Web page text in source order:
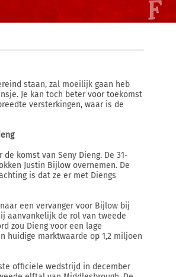
staan, zal moeilijk gaan heb
Je kan toch beter voor toekomst
versterkingen, waar is de
komst van Seny Dieng. De 31-
Justin Bijlow overnemen. De
is dat ze er met Diengs
een vervanger voor Bijlow bij
aanvankelijk de rol van tweede
zou Dieng voor een lage
huidige marktwaarde op 1,2 miljoen
officiële wedstrijd in december